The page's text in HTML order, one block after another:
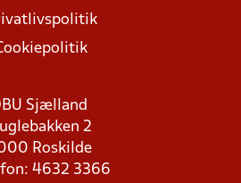
Sjælland
2
Roskilde
4632 3366